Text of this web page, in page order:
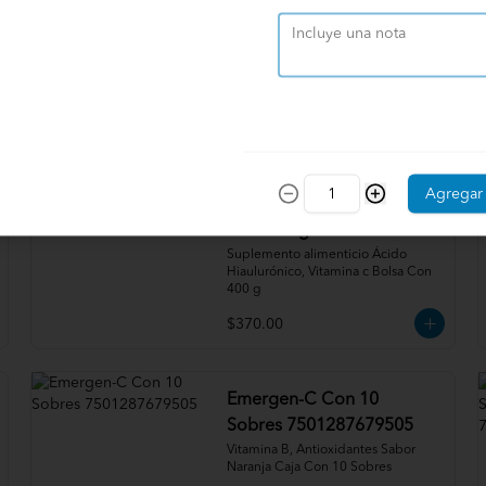
Caltrate 600+d Con 30
Tabletas 300055501331
Colecalciferol 6.2 mg Frasco Con 30
Colágeno Hidrolizado
Suplemento alimenticio Ácido
Hiaulurónico, Vitamina c Bolsa Con
400 g
$370.00
Emergen-C Con 10
Sobres 7501287679505
Vitamina B, Antioxidantes Sabor
Naranja Caja Con 10 Sobres
Agregar